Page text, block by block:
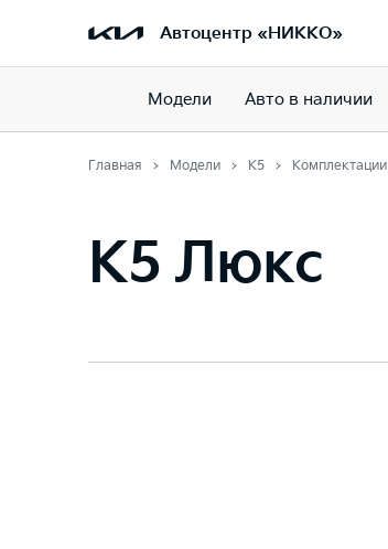
Автоцентр «НИККО»
Модели Авто в наличии
Главная Модели K5 Комплектации
K5 Люкс